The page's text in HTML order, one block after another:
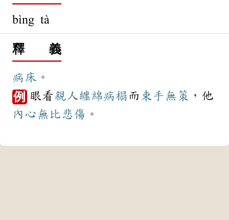
bìng tà
釋 義
病床 。
例 眼看 親人纏綿病榻 而 束手無策
，他
內心無比 悲傷 。